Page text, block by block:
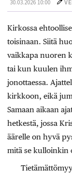
30.03.2026 10:00
Kirkossa
toisinaan. Siitä
vaikkapa nuoren
tai kun kuulen
jonottaessa.
kirkkoon, eikä
Samaan aikaan
hetkestä, jossa
äärelle on hyvä
mitä se kulloinkin